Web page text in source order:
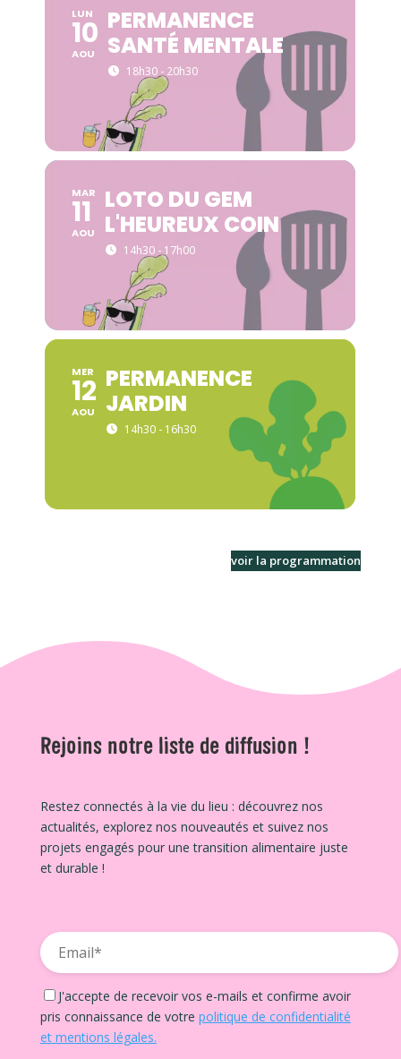
LUN
10
AOU
PERMANENCE
SANTÉ MENTALE
18h30 - 20h30
MAR
11
AOU
LOTO DU GEM
L'HEUREUX COIN
14h30 - 17h00
MER
12
AOU
PERMANENCE
JARDIN
14h30 - 16h30
voir la programmation
Rejoins notre liste de diffusion !
Restez connectés à la vie du lieu : découvrez nos
actualités, explorez nos nouveautés et suivez nos
projets engagés pour une transition alimentaire juste
et durable !
J'accepte de recevoir vos e-mails et confirme avoir
pris connaissance de votre politique de confidentialité
et mentions légales.